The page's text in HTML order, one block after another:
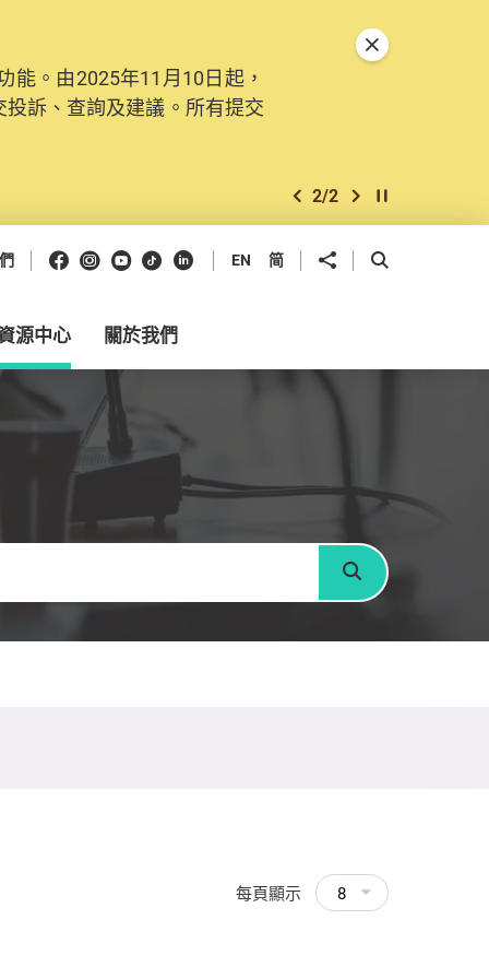
。由2025年11月10日起，
訴、查詢及建議。所有提交
上一個
2/2 下一個開始/暫停幻燈
關閉特別通告
Facebook
Instagram
Youtube
抖音領英 EN 简 分享到 開啟搜尋框
源中心 關於我們
搜尋
每頁顯示 8